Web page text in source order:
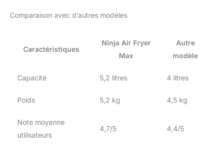
Comparaison avec d’autres modèles
Caractéristiques
Ninja Air Fryer
Max
Autre
modèle
Capacité 5,2 litres 4 litres
Poids 5,2 kg 4,5 kg
Note moyenne
utilisateurs
4,7/5 4,4/5